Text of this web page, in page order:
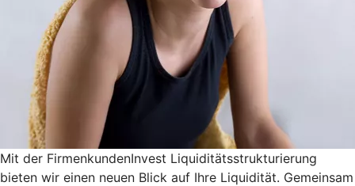
Mit der FirmenkundenInvest Liquiditätsstrukturierung
bieten wir einen neuen Blick auf Ihre Liquidität. Gemeinsam